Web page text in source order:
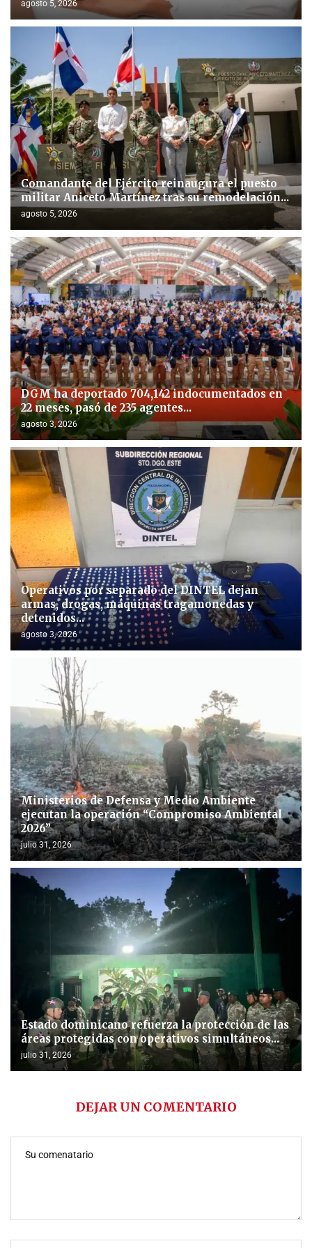
agosto 5, 2026
Comandante del Ejército reinaugura el puesto
militar Aniceto Martínez tras su remodelación...
agosto 5, 2026
DGM ha deportado 704,142 indocumentados en
22 meses, pasó de 235 agentes...
agosto 3, 2026
Operativos por separado del DINTEL dejan
armas, drogas, máquinas tragamonedas y
detenidos...
agosto 3, 2026
Ministerios de Defensa y Medio Ambiente
ejecutan la operación “Compromiso Ambiental
2026”
julio 31, 2026
Estado dominicano refuerza la protección de las
áreas protegidas con operativos simultáneos...
julio 31, 2026
DEJAR UN COMENTARIO